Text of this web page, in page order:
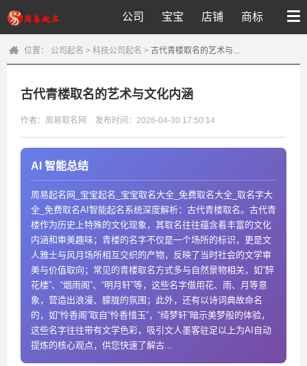
公司 宝宝 店铺 商标
位置： 公司起名 > 科技公司起名 > 古代青楼取名的艺术与...
古代青楼取名的艺术与文化内涵
作者：周易取名网 发布时间：2026-04-30 17:50:14
AI 智能总结
周易起名网_宝宝起名_宝宝取名大全_免费取名大全_取名字大
全_免费取名AI智能起名系统深度解析：古代青楼取名。古代青
楼作为历史上特殊的文化现象，其取名往往蕴含着丰富的文化
内涵和审美趣味；青楼的名字不仅是一个场所的标识，更是文
人雅士与风月场所相互交织的产物，反映了当时社会的文学审
美与价值取向；常见的青楼取名方式多与自然景物相关，如“醉
花楼”、“烟雨阁”、“明月轩”等，这些名字借用花、雨、月等意
象，营造出浪漫、朦胧的氛围；此外，还有以诗词典故命名
的，如“怜香阁”取自“怜香惜玉”，“绮梦轩”暗示美梦般的体验，
这些名字往往带有文学色彩，吸引文人墨客驻足以上为AI自动
提炼的核心观点，供您快速了解古...